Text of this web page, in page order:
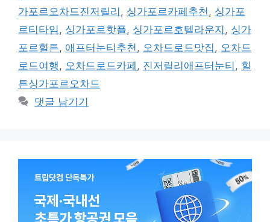
가포르오차드진저릴리 , 싱가포르카페추천, 싱가포
르티타임, 싱가포르핫플, 싱가포르호텔라운지 , 싱가
포르힐튼, 애프터눈티추천, 오차드로드맛집, 오차드
로드여행, 오차드로드카페 , 진저릴리애프터눈티 , 힐
튼싱가포르오차드
댓글 남기기